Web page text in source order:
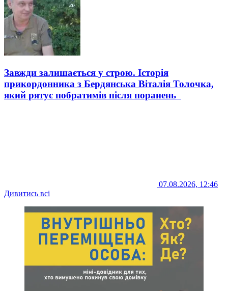
Завжди залишається у строю. Історія
прикордонника з Бердянська Віталія Толочка,
який рятує побратимів після поранень
07.08.2026, 12:46
Дивитись всі